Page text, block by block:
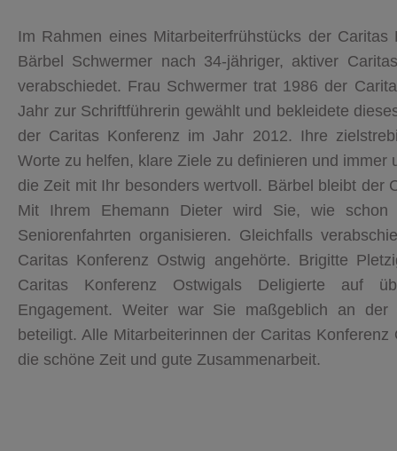
Im Rahmen eines Mitarbeiterfrühstücks der
Bärbel Schwermer nach 34-jähriger, aktiver
verabschiedet. Frau Schwermer trat 1986 der
Jahr zur Schriftführerin gewählt und bekleidete
der Caritas Konferenz im Jahr 2012. Ihre
Worte zu helfen, klare Ziele zu definieren und
die Zeit mit Ihr besonders wertvoll. Bärbel bleibt der
Mit Ihrem Ehemann Dieter wird Sie, wie
Seniorenfahrten organisieren. Gleichfalls
Caritas Konferenz Ostwig angehörte. Brigitte
Caritas Konferenz Ostwigals Deligierte auf
Engagement. Weiter war Sie maßgeblich an der
beteiligt. Alle Mitarbeiterinnen der Caritas
die schöne Zeit und gute Zusammenarbeit.